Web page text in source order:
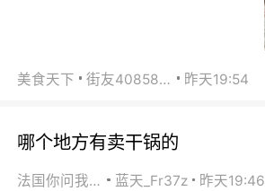
美食天下 街友40858442 昨天19:54
哪个地方有卖干锅的
法国你问我答 蓝天_Fr37z 昨天19:46